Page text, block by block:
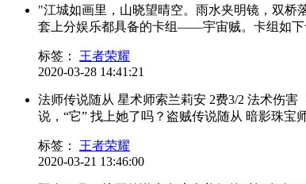
"江城如画里，山晓望晴空。雨水夹明镜，双桥
套上分娱乐都具备的卡组——宇宙贼。卡组如下
标签：
王者荣耀
2020-03-28 14:41:21
法师传说随从 星术师索兰莉安 2费3/2 法术伤
说，“它” 找上她了吗？盗贼传说随从 暗影珠宝
标签：
王者荣耀
2020-03-21 13:46:00